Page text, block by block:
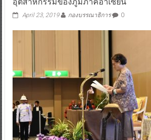
April 23, 2019 กองบรรณาธิการ 0